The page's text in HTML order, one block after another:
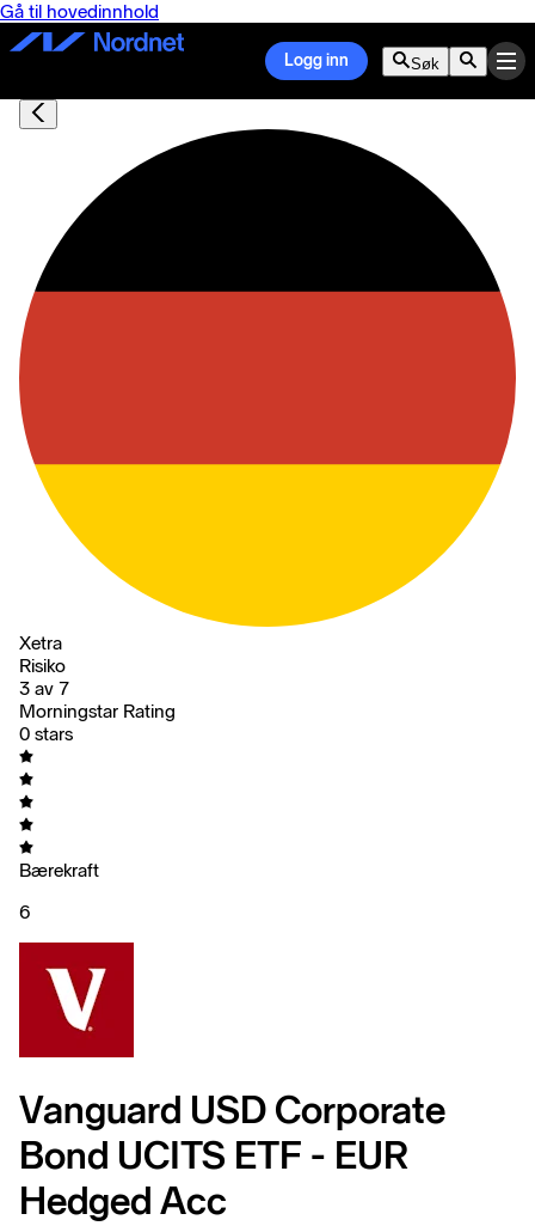
Gå til hovedinnhold
Logg inn Søk
Xetra
Risiko
3 av 7
Morningstar Rating
0 stars
Bærekraft
6
Vanguard USD Corporate
Bond UCITS ETF - EUR
Hedged Acc